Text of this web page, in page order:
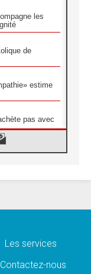
les
de
estime
pas avec
du
François»
Les services
Contactez-nous